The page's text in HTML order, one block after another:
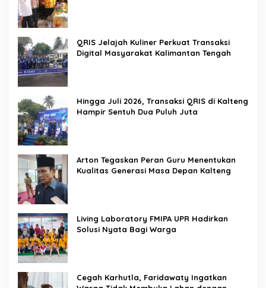
QRIS Jelajah Kuliner Perkuat Transaksi
Digital Masyarakat Kalimantan Tengah
Hingga Juli 2026, Transaksi QRIS di Kalteng
Hampir Sentuh Dua Puluh Juta
Arton Tegaskan Peran Guru Menentukan
Kualitas Generasi Masa Depan Kalteng
Living Laboratory FMIPA UPR Hadirkan
Solusi Nyata Bagi Warga
Cegah Karhutla, Faridawaty Ingatkan